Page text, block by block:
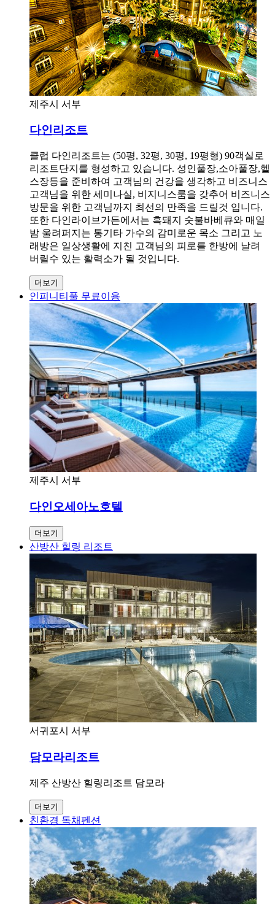
제주시 서부
다인리조트
클럽 다인리조트는 (50평, 32평, 30평, 19평형) 90객실로
리조트단지를 형성하고 있습니다. 성인풀장,소아풀장,헬
스장등을 준비하여 고객님의 건강을 생각하고 비즈니스
고객님을 위한 세미나실, 비지니스룸을 갖추어 비즈니스
방문을 위한 고객님까지 최선의 만족을 드릴것 입니다.
또한 다인라이브가든에서는 흑돼지 숫불바베큐와 매일
밤 울려퍼지는 통기타 가수의 감미로운 목소 그리고 노
래방은 일상생활에 지친 고객님의 피로를 한방에 날려
버릴수 있는 활력소가 될 것입니다.
더보기
인피니티풀 무료이용
제주시 서부
다인오세아노호텔
더보기
산방산 힐링 리조트
서귀포시 서부
담모라리조트
제주 산방산 힐링리조트 담모라
더보기
친환경 독채펜션